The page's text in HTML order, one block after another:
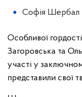
Софія Шербал —
Особливої
Загоровська та
участі у
представили свої